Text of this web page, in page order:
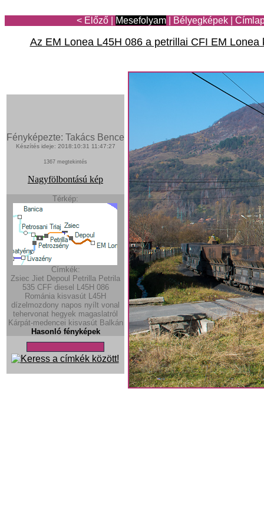
< Előző Mesefolyam Bélyegképek
Az EM Lonea L45H 086 a petrillai CFI EM
Fényképezte: Takács Bence
Készítés ideje: 2018:10:31 11:47:27
1367 megtekintés
Nagyfölbontású kép
Térkép:
Címkék:
Zsiec Jiet Depoul Petrilla Petrila
535 CFF diesel L45H 086
Románia kisvasút L45H
dízelmozdony napos nyílt vonal
tehervonat hegyek magaslatról
Kárpát-medencei kisvasút Balkán
Hasonló fényképek